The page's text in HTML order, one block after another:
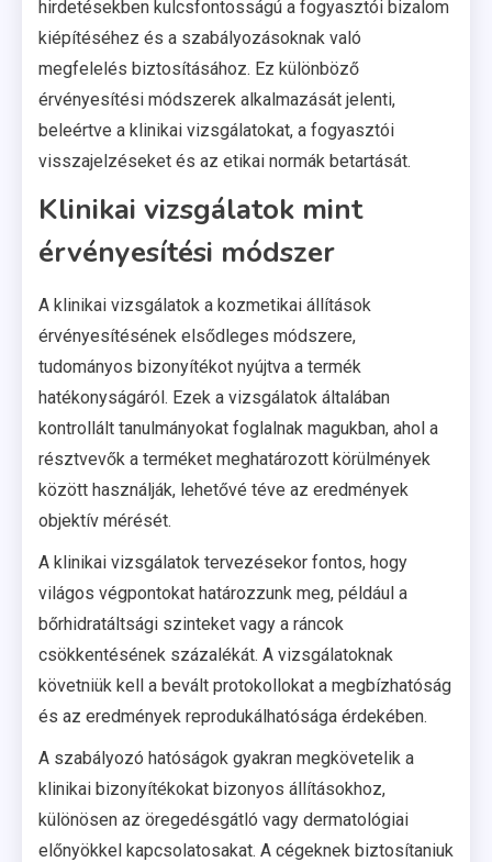
hirdetésekben kulcsfontosságú a fogyasztói bizalom
kiépítéséhez és a szabályozásoknak való
megfelelés biztosításához. Ez különböző
érvényesítési módszerek alkalmazását jelenti,
beleértve a klinikai vizsgálatokat, a fogyasztói
visszajelzéseket és az etikai normák betartását.
Klinikai vizsgálatok mint
érvényesítési módszer
A klinikai vizsgálatok a kozmetikai állítások
érvényesítésének elsődleges módszere,
tudományos bizonyítékot nyújtva a termék
hatékonyságáról. Ezek a vizsgálatok általában
kontrollált tanulmányokat foglalnak magukban, ahol a
résztvevők a terméket meghatározott körülmények
között használják, lehetővé téve az eredmények
objektív mérését.
A klinikai vizsgálatok tervezésekor fontos, hogy
világos végpontokat határozzunk meg, például a
bőrhidratáltsági szinteket vagy a ráncok
csökkentésének százalékát. A vizsgálatoknak
követniük kell a bevált protokollokat a megbízhatóság
és az eredmények reprodukálhatósága érdekében.
A szabályozó hatóságok gyakran megkövetelik a
klinikai bizonyítékokat bizonyos állításokhoz,
különösen az öregedésgátló vagy dermatológiai
előnyökkel kapcsolatosakat. A cégeknek biztosítaniuk